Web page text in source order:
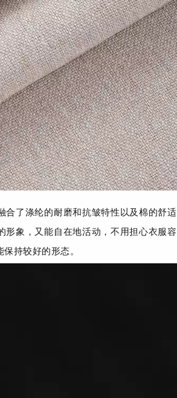
合了涤纶的耐磨和抗皱特性以及棉的舒适
象，又能自在地活动，不用担心衣服容
持较好的形态。